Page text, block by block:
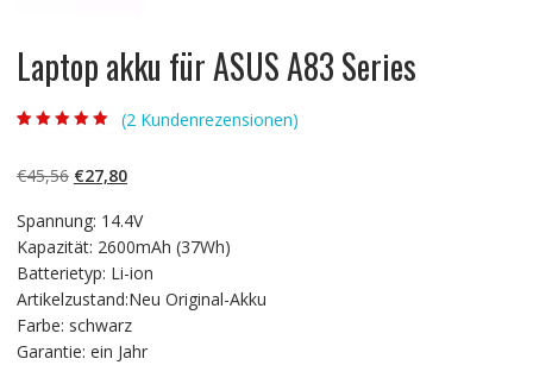
Laptop akku für ASUS A83 Series
basierend auf
Kundenbewertun
(2 Kundenrezensionen)
€45,56 Ursprünglicher
war:
€45,56
€27,80Aktueller
ist:
€27,80.
Spannung: 14.4V
Kapazität: 2600mAh (37Wh)
Batterietyp: Li-ion
Artikelzustand:Neu Original-Akku
Farbe: schwarz
Garantie: ein Jahr